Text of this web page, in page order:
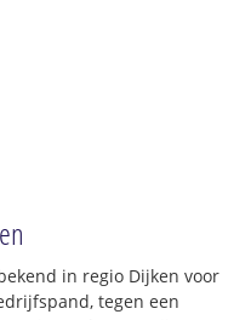
in regio Dijken voor
tegen een